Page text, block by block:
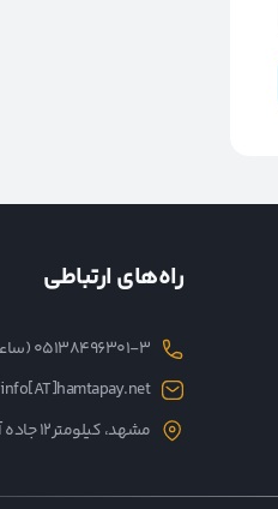
راه‌های ارتباطی
05138496301-3 (ساعت۹ الی ۱۷)
info[AT]hamtapay.net
مشهد، کیلومتر12 جاده آسیایی، پارک ICT استان خراسان